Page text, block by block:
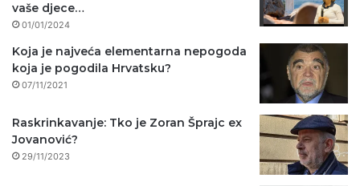
vaše djece…
01/01/2024
Koja je najveća elementarna nepogoda
koja je pogodila Hrvatsku?
07/11/2021
Raskrinkavanje: Tko je Zoran Šprajc ex
Jovanović?
29/11/2023